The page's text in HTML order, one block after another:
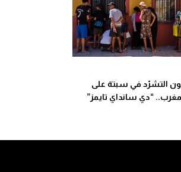
التشرّد في سبتة على
“دي سانداي تايمز”